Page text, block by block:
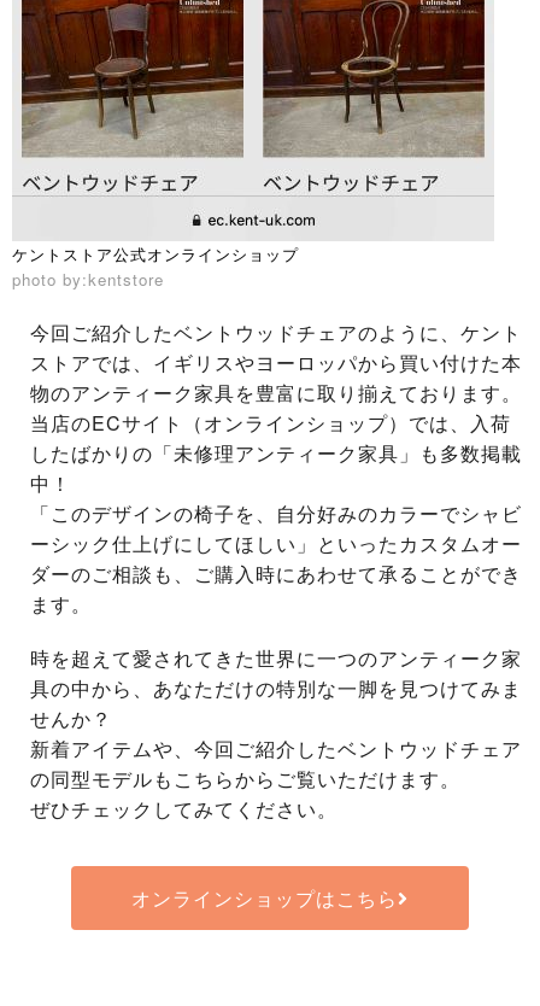
ケントストア公式オンラインショップ
photo by:kentstore
今回ご紹介したベントウッドチェアのように、ケント
ストアでは、イギリスやヨーロッパから買い付けた本
物のアンティーク家具を豊富に取り揃えております。
当店のECサイト（オンラインショップ）では、入荷
したばかりの「未修理アンティーク家具」も多数掲載
中！
「このデザインの椅子を、自分好みのカラーでシャビ
ーシック仕上げにしてほしい」といったカスタムオー
ダーのご相談も、ご購入時にあわせて承ることができ
ます。
時を超えて愛されてきた世界に一つのアンティーク家
具の中から、あなただけの特別な一脚を見つけてみま
せんか？
新着アイテムや、今回ご紹介したベントウッドチェア
の同型モデルもこちらからご覧いただけます。
ぜひチェックしてみてください。
オンラインショップはこちら